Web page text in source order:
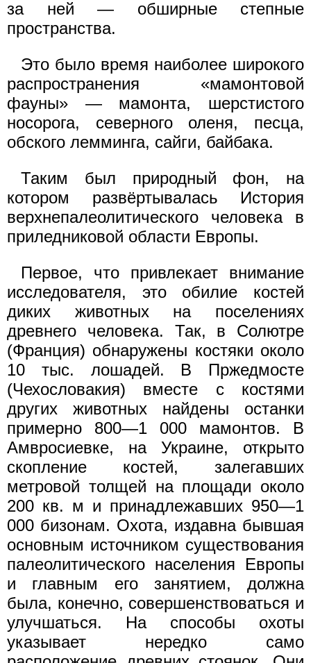
за ней — обширные степные
пространства.
Это было время наиболее широкого
распространения «мамонтовой
фауны» — мамонта, шерстистого
носорога, северного оленя, песца,
обского лемминга, сайги, байбака.
Таким был природный фон, на
котором развёртывалась История
верхнепалеолитического человека в
приледниковой области Европы.
Первое, что привлекает внимание
исследователя, это обилие костей
диких животных на поселениях
древнего человека. Так, в Солютре
(Франция) обнаружены костяки около
10 тыс. лошадей. В Пржедмосте
(Чехословакия) вместе с костями
других животных найдены останки
примерно 800—1 000 мамонтов. В
Амвросиевке, на Украине, открыто
скопление костей, залегавших
метровой толщей на площади около
200 кв. м и принадлежавших 950—1
000 бизонам. Охота, издавна бывшая
основным источником существования
палеолитического населения Европы
и главным его занятием, должна
была, конечно, совершенствоваться и
улучшаться. На способы охоты
указывает нередко само